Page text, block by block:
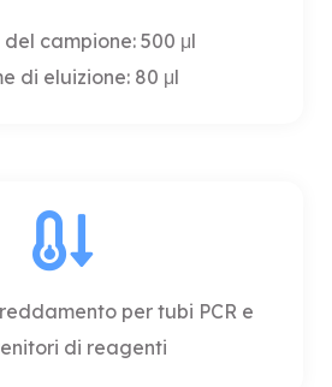
del campione: 500 μl
di eluizione: 80 μl
per tubi PCR e
di reagenti